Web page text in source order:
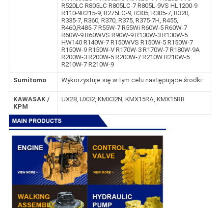
R520LC R805LC R805LC-7 R805L-9VS HL1200-9
R110-9R215-9, R275LC-9, R305, R305-7, R320,
R335-7, R360, R370, R375, R375-7H, R455,
R460,R485-7 R55W-7 R55Wi R60W-5 R60W-7
R60W-9 R60WVS R90W-9 R130W-3 R130W-5
HW140 R140W-7 R150WVS R150W-5 R150W-7
R150W-9 R150W-V R170W-3 R170W-7 R180W-9A
R200W-3 R200W-5 R200W-7 R210W R210W-5
R210W-7 R210W-9
Sumitomo Wykorzystuje się w tym celu następujące środki:
KAWASAK /
KPM
UX28, UX32, KMX32N, KMX15RA, KMX15RB